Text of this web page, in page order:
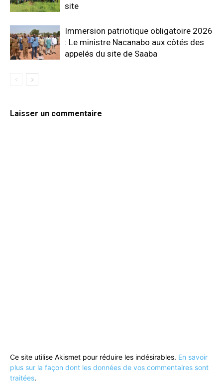
site
Immersion patriotique obligatoire 2026
: Le ministre Nacanabo aux côtés des
appelés du site de Saaba
Laisser un commentaire
Ce site utilise Akismet pour réduire les indésirables. En savoir
plus sur la façon dont les données de vos commentaires sont
traitées.